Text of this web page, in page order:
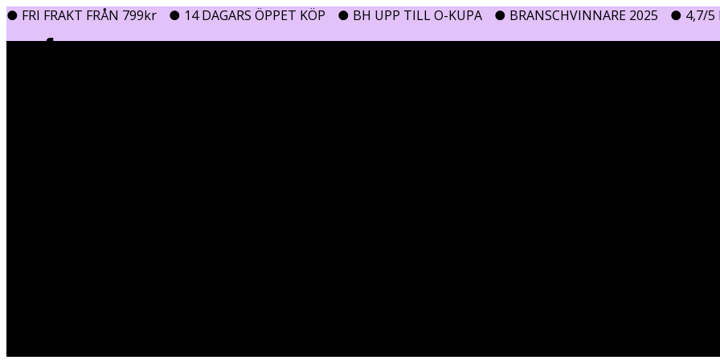
● FRI FRAKT FRÅN 799kr ● 14 DAGARS ÖPPET KÖP ● BH UPP TILL O-KUPA ● BRANSCHVINNARE 2025 ● 4,7/5